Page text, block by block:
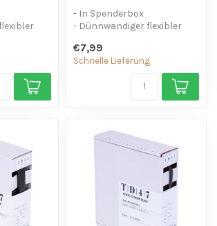
- In Spenderbox
- Dünnwandiger flexibler
- UV-beständig
€7,99
Schnelle Lieferung